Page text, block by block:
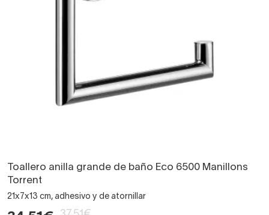
Toallero anilla grande de baño Eco 6500 Manillons
Torrent
21x7x13 cm, adhesivo y de atornillar